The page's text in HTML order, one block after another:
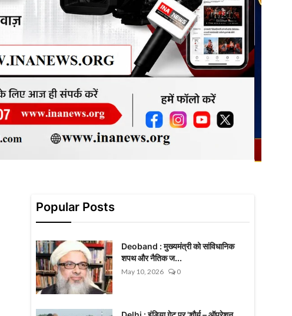
Popular Posts
Deoband : मुख्यमंत्री को सांविधानिक
शपथ और नैतिक ज...
May 10, 2026 0